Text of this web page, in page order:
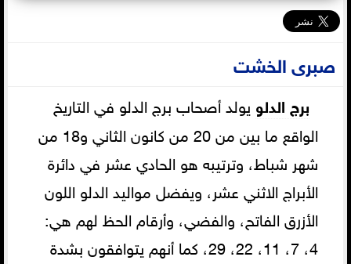
صبرى الخشت
برج الدلو يولد أصحاب برج الدلو في التاريخ
الواقع ما بين من 20 من كانون الثاني و18 من
شهر شباط، وترتيبه هو الحادي عشر في دائرة
الأبراج الاثني عشر، ويفضل مواليد الدلو اللون
الأزرق الفاتح، والفضي، وأرقام الحظ لهم هي:
4، 7، 11، 22، 29، كما أنهم يتوافقون بشدة